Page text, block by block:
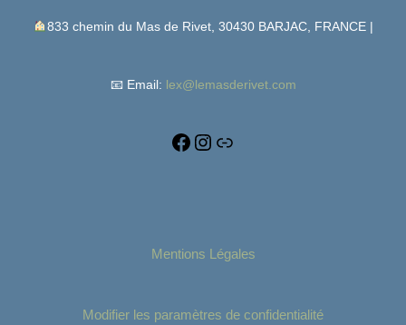
833 chemin du Mas de Rivet, 30430 BARJAC, FRANCE |
📧 Email: lex@lemasderivet.com
Mentions Légales
Modifier les paramètres de confidentialité